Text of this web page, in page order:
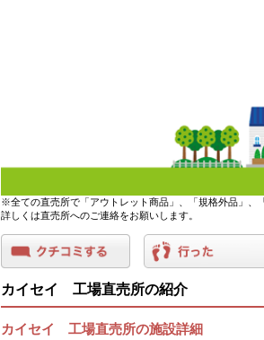
※全ての直売所で「アウトレット商品」、「規格外品」、
詳しくは直売所へのご連絡をお願いします。
カイセイ 工場直売所の紹介
カイセイ 工場直売所の施設詳細